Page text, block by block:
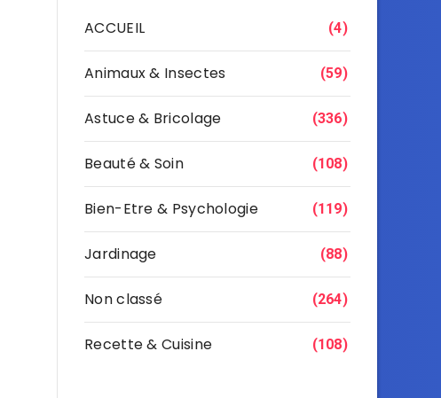
ACCUEIL (4)
Animaux & Insectes (59)
Astuce & Bricolage (336)
Beauté & Soin (108)
Bien-Etre & Psychologie (119)
Jardinage (88)
Non classé (264)
Recette & Cuisine (108)